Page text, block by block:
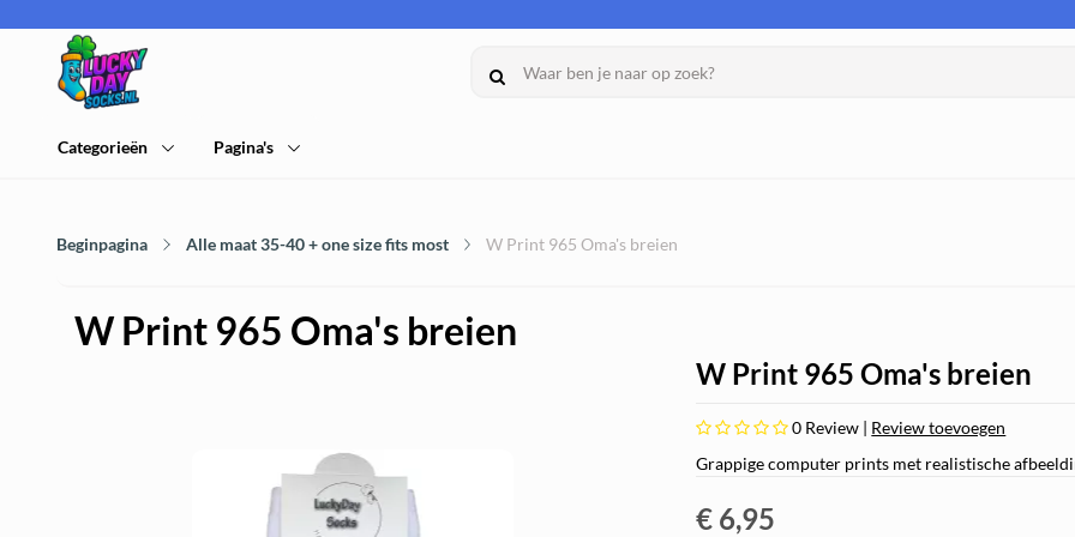
Categorieën Pagina's
Beginpagina Alle maat 35-40 + one size fits most W Print 965 Oma's breien
W Print 965 Oma's breien
W Print 965 Oma's breien
0 Review | Review toevoegen
Grappige computer prints met realistische
€ 6,95